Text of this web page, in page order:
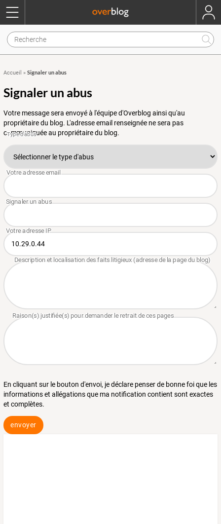
Accueil » Signaler un abus
Signaler un abus
Votre message sera envoyé à l'équipe d'Overblog ainsi qu'au
propriétaire du blog. L'adresse email renseignée ne sera pas
communiquée au propriétaire du blog.
En cliquant sur le bouton d'envoi, je déclare penser de bonne foi que les
informations et allégations que ma notification contient sont exactes
et complètes.
envoyer